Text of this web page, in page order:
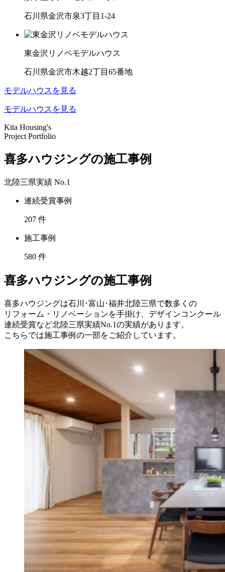
石川県金沢市泉3丁目1-24
東金沢リノベモデルハウス
石川県金沢市木越2丁目65番地
モデルハウスを見る
モデルハウスを見る
Kita Housing's
Project Portfolio
喜多ハウジングの施工事例
北陸三県実績 No.1
連続受賞事例
207 件
施工事例
580 件
喜多ハウジングの施工事例
喜多ハウジングは石川･富山･福井北陸三県で数多くの
リフォーム・リノベーションを手掛け、デザインコンクール
連続受賞など北陸三県実績No.1の実績があります。
こちらでは施工事例の一部をご紹介しています。